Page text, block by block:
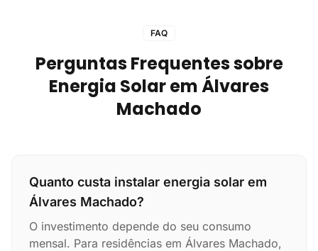
FAQ
Perguntas Frequentes sobre
Energia Solar em Álvares
Machado
Quanto custa instalar energia solar em
Álvares Machado?
O investimento depende do seu consumo
mensal. Para residências em Álvares Machado,